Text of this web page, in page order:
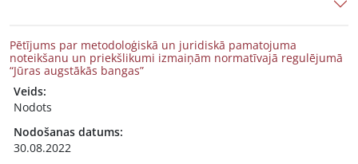
Pētījums par metodoloģiskā un juridiskā pamatojuma
noteikšanu un priekšlikumi izmaiņām normatīvajā regulējumā
“Jūras augstākās bangas”
Veids:
Nodots
Nodošanas datums:
30.08.2022